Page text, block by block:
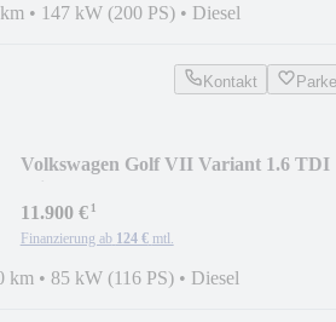
• 147 kW (200 PS) • Diesel
Kontakt
Volkswagen Golf VII Variant 1.6 TDI
11.900 €¹
Finanzierung ab 124 € mtl.
km • 85 kW (116 PS) • Diesel